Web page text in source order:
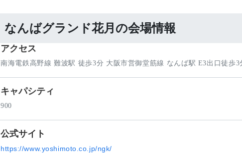
なんばグランド花月の会場情報
アクセス
南海電鉄高野線 難波駅 徒歩3分 大阪市営御堂筋線 なんば駅 E3出口徒歩3
キャパシティ
900
公式サイト
https://www.yoshimoto.co.jp/ngk/